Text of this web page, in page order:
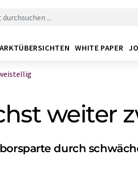
WHITE PAPER
weiter
durch